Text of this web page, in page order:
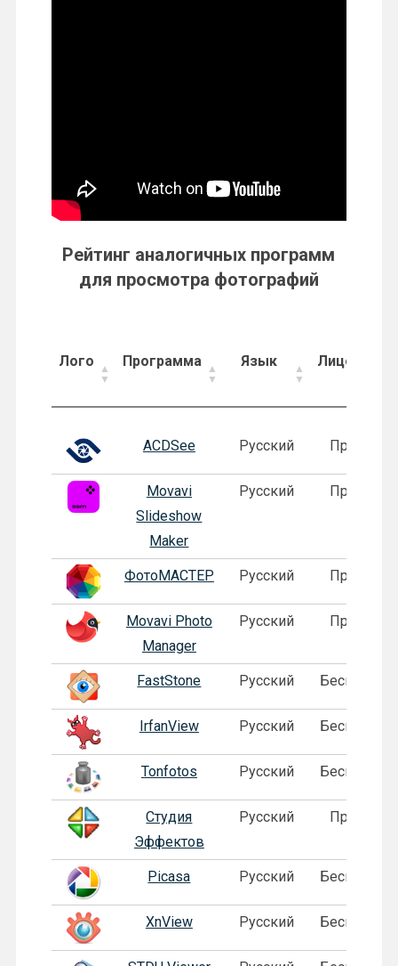
Рейтинг аналогичных программ
для просмотра фотографий
Лого Программа Язык Лицензия
Лого Программа Язык Лицензия
ACDSee Русский Пробная
Movavi
Slideshow
Maker
Русский Пробная
ФотоМАСТЕР Русский Пробная
Movavi Photo
Manager
Русский Пробная
FastStone Русский Бесплатная
IrfanView Русский Бесплатная
Tonfotos Русский Бесплатная
Студия
Эффектов
Русский Пробная
Picasa Русский Бесплатная
XnView Русский Бесплатная